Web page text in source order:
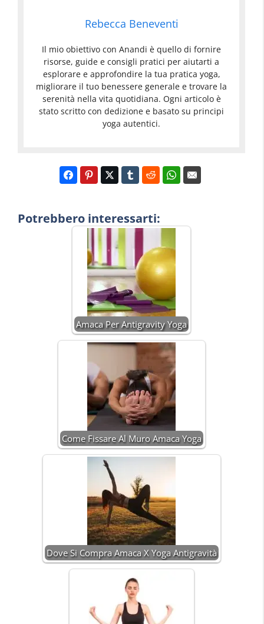
Rebecca Beneventi
Il mio obiettivo con Anandi è quello di fornire
risorse, guide e consigli pratici per aiutarti a
esplorare e approfondire la tua pratica yoga,
migliorare il tuo benessere generale e trovare la
serenità nella vita quotidiana. Ogni articolo è
stato scritto con dedizione e basato su principi
yoga autentici.
Potrebbero interessarti:
Amaca Per Antigravity Yoga
Come Fissare Al Muro Amaca Yoga
Dove Si Compra Amaca X Yoga Antigravità